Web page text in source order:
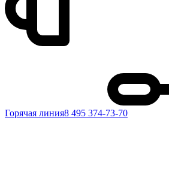
Горячая линия8 495 374-73-70